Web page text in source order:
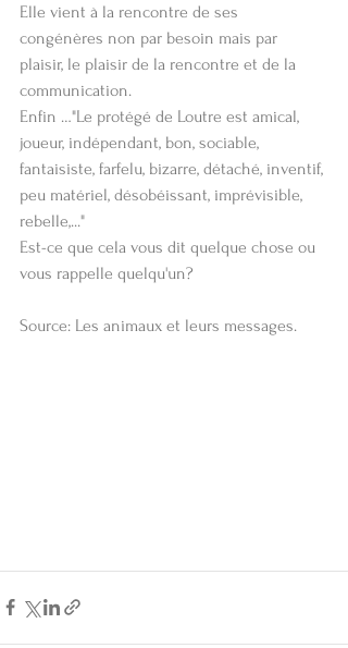
Elle vient à la rencontre de ses
congénères non par besoin mais par
plaisir, le plaisir de la rencontre et de la
communication.
Enfin …"Le protégé de Loutre est amical,
joueur, indépendant, bon, sociable,
fantaisiste, farfelu, bizarre, détaché, inventif,
peu matériel, désobéissant, imprévisible,
rebelle,..."
Est-ce que cela vous dit quelque chose ou
vous rappelle quelqu'un?
Source: Les animaux et leurs messages.